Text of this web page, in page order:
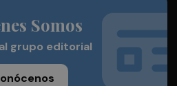
Somos
grupo editorial